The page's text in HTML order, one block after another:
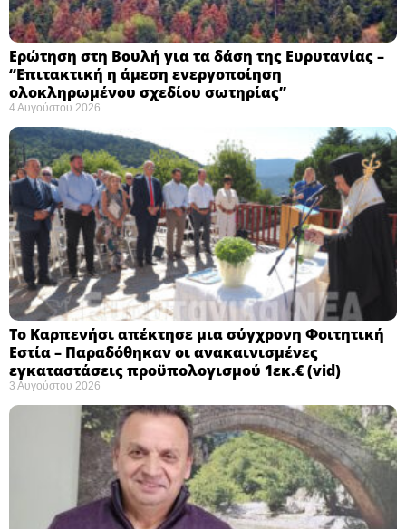
Ερώτηση στη Βουλή για τα δάση της Ευρυτανίας –
“Eπιτακτική η άμεση ενεργοποίηση
ολοκληρωμένου σχεδίου σωτηρίας”
4 Αυγούστου 2026
Το Καρπενήσι απέκτησε μια σύγχρονη Φοιτητική
Εστία – Παραδόθηκαν οι ανακαινισμένες
εγκαταστάσεις προϋπολογισμού 1εκ.€ (vid)
3 Αυγούστου 2026